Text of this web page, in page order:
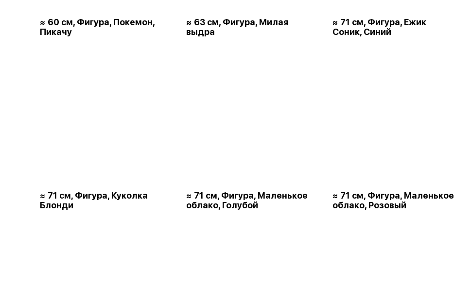
≈ 60 см, Фигура, Покемон,
Пикачу
≈ 63 см, Фигура, Милая
выдра
≈ 71 см, Фигура, Ежик
Соник, Синий
≈ 71 см, Фигура, Куколка
Блонди
≈ 71 см, Фигура, Маленькое
облако, Голубой
≈ 71 см, Фигура, Маленькое
облако, Розовый